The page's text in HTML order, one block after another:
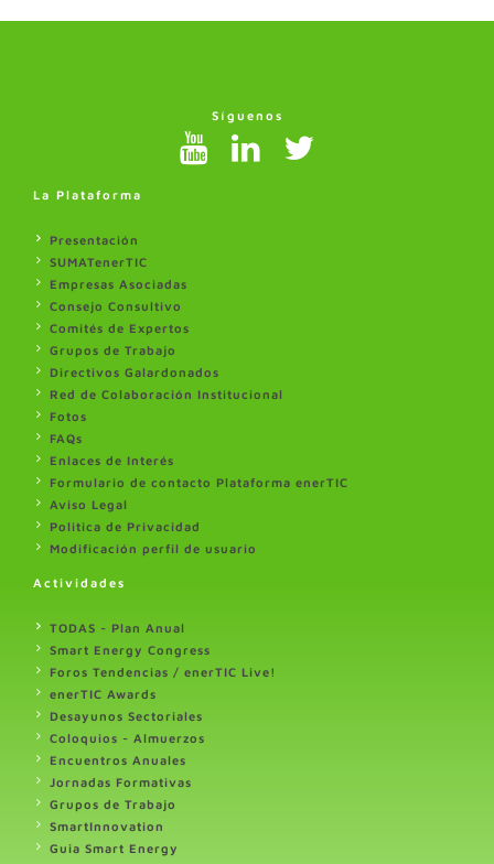
Síguenos
La Plataforma
Presentación
SUMATenerTIC
Empresas Asociadas
Consejo Consultivo
Comités de Expertos
Grupos de Trabajo
Directivos Galardonados
Red de Colaboración Institucional
Fotos
FAQs
Enlaces de Interés
Formulario de contacto Plataforma enerTIC
Aviso Legal
Politica de Privacidad
Modificación perfil de usuario
Actividades
TODAS - Plan Anual
Smart Energy Congress
Foros Tendencias / enerTIC Live!
enerTIC Awards
Desayunos Sectoriales
Coloquios - Almuerzos
Encuentros Anuales
Jornadas Formativas
Grupos de Trabajo
SmartInnovation
Guia Smart Energy